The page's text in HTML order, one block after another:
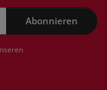
Abonnieren